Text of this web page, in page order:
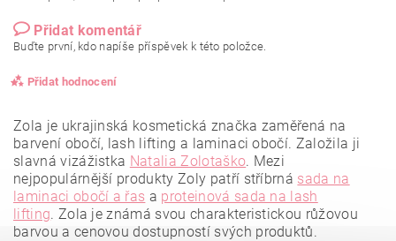
Přidat komentář
Buďte první, kdo napíše příspěvek k této položce.
Přidat hodnocení
Zola je ukrajinská kosmetická značka zaměřená na
barvení obočí, lash lifting a laminaci obočí. Založila ji
slavná vizážistka Natalia Zolotaško. Mezi
nejpopulárnější produkty Zoly patří stříbrná sada na
laminaci obočí a řas a proteinová sada na lash
lifting. Zola je známá svou charakteristickou růžovou
barvou a cenovou dostupností svých produktů.